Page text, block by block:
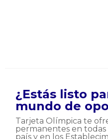
¿Estás listo
mundo de
Tarjeta Olímpica te
permanentes en todas
país y en los